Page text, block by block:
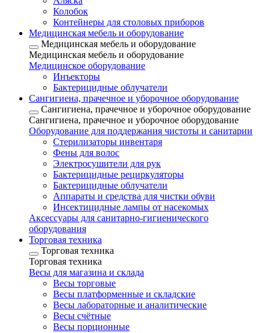
Колобок
Контейнеры для столовых приборов
Медицинская мебель и оборудование
Медицинская мебель и оборудование
Медицинская мебель и оборудование
Медицинское оборудование
Инъекторы
Бактерицидные облучатели
Сангигиена, прачечное и уборочное оборудование
Сангигиена, прачечное и уборочное оборудование
Сангигиена, прачечное и уборочное оборудование
Оборудование для поддержания чистоты и санитарии
Стерилизаторы инвентаря
Фены для волос
Электросушители для рук
Бактерицидные рециркуляторы
Бактерицидные облучатели
Аппараты и средства для чистки обуви
Инсектицидные лампы от насекомых
Аксессуары для санитарно-гигиенического
оборудования
Торговая техника
Торговая техника
Торговая техника
Весы для магазина и склада
Весы торговые
Весы платформенные и складские
Весы лабораторные и аналитические
Весы счётные
Весы порционные